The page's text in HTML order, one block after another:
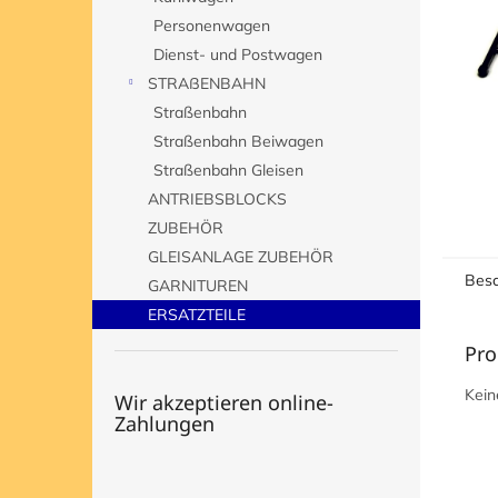
Personenwagen
Dienst- und Postwagen
STRAßENBAHN
Straßenbahn
Straßenbahn Beiwagen
Straßenbahn Gleisen
ANTRIEBSBLOCKS
ZUBEHÖR
GLEISANLAGE ZUBEHÖR
GARNITUREN
ERSATZTEILE
Wir akzeptieren online-
Zahlungen